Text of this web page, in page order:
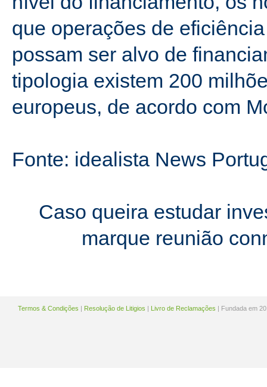
que operações de
possam ser alvo de
tipologia existem 200
europeus, de acordo com
Fonte: idealista News
Caso queira estudar
marque reunião
Termos & Condições | Resolução de Litigios | Livro de Reclamações | Fundada em